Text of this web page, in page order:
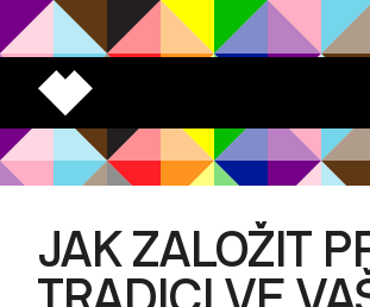
JAK ZALOŽIT